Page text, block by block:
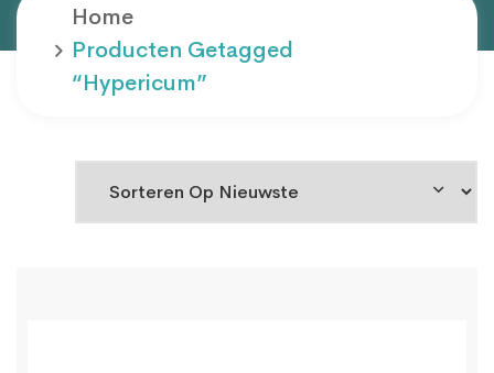
Home
Producten Getagged
“hypericum”